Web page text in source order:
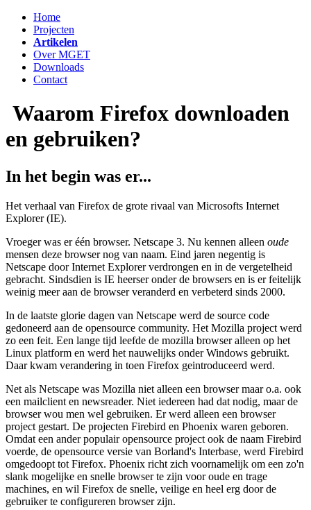
Home
Projecten
Artikelen
Over MGET
Downloads
Contact
Waarom Firefox downloaden
en gebruiken?
In het begin was er...
Het verhaal van Firefox de grote rivaal van Microsofts Internet
Explorer (IE).
Vroeger was er één browser. Netscape 3. Nu kennen alleen oude
mensen deze browser nog van naam. Eind jaren negentig is
Netscape door Internet Explorer verdrongen en in de vergetelheid
gebracht. Sindsdien is IE heerser onder de browsers en is er feitelijk
weinig meer aan de browser veranderd en verbeterd sinds 2000.
In de laatste glorie dagen van Netscape werd de source code
gedoneerd aan de opensource community. Het Mozilla project werd
zo een feit. Een lange tijd leefde de mozilla browser alleen op het
Linux platform en werd het nauwelijks onder Windows gebruikt.
Daar kwam verandering in toen Firefox geintroduceerd werd.
Net als Netscape was Mozilla niet alleen een browser maar o.a. ook
een mailclient en newsreader. Niet iedereen had dat nodig, maar de
browser wou men wel gebruiken. Er werd alleen een browser
project gestart. De projecten Firebird en Phoenix waren geboren.
Omdat een ander populair opensource project ook de naam Firebird
voerde, de opensource versie van Borland's Interbase, werd Firebird
omgedoopt tot Firefox. Phoenix richt zich voornamelijk om een zo'n
slank mogelijke en snelle browser te zijn voor oude en trage
machines, en wil Firefox de snelle, veilige en heel erg door de
gebruiker te configureren browser zijn.